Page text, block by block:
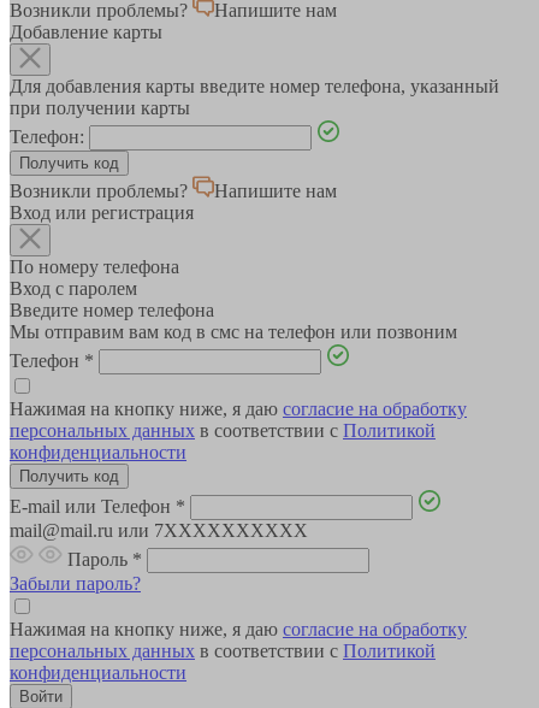
Возникли проблемы?
Напишите нам
Добавление карты
Для добавления карты введите номер телефона, указанный
при получении карты
Телефон:
Возникли проблемы?
Напишите нам
Вход или регистрация
По номеру телефона
Вход с паролем
Введите номер телефона
Мы отправим вам код в смс на телефон или позвоним
Телефон *
Нажимая на кнопку ниже, я даю согласие на обработку
персональных данных в соответствии с Политикой
конфиденциальности
E-mail или Телефон *
mail@mail.ru или 7XXXXXXXXXX
Пароль *
Забыли пароль?
Нажимая на кнопку ниже, я даю согласие на обработку
персональных данных в соответствии с Политикой
конфиденциальности